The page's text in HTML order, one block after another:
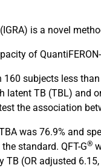
is a novel
of QuantiFERON-
subjects less
latent TB (TBL) and
the association
was 76.9% and
standard. QFT-G®
(OR adjusted 6.15,